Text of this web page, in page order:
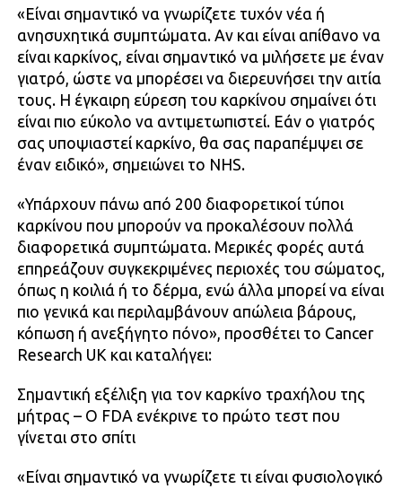
«Είναι σημαντικό να γνωρίζετε τυχόν νέα ή
ανησυχητικά συμπτώματα. Αν και είναι απίθανο να
είναι καρκίνος, είναι σημαντικό να μιλήσετε με έναν
γιατρό, ώστε να μπορέσει να διερευνήσει την αιτία
τους. Η έγκαιρη εύρεση του καρκίνου σημαίνει ότι
είναι πιο εύκολο να αντιμετωπιστεί. Εάν ο γιατρός
σας υποψιαστεί καρκίνο, θα σας παραπέμψει σε
έναν ειδικό», σημειώνει το NHS.
«Υπάρχουν πάνω από 200 διαφορετικοί τύποι
καρκίνου που μπορούν να προκαλέσουν πολλά
διαφορετικά συμπτώματα. Μερικές φορές αυτά
επηρεάζουν συγκεκριμένες περιοχές του σώματος,
όπως η κοιλιά ή το δέρμα, ενώ άλλα μπορεί να είναι
πιο γενικά και περιλαμβάνουν απώλεια βάρους,
κόπωση ή ανεξήγητο πόνο», προσθέτει το Cancer
Research UK και καταλήγει:
Σημαντική εξέλιξη για τον καρκίνο τραχήλου της
μήτρας – Ο FDA ενέκρινε το πρώτο τεστ που
γίνεται στο σπίτι
«Είναι σημαντικό να γνωρίζετε τι είναι φυσιολογικό